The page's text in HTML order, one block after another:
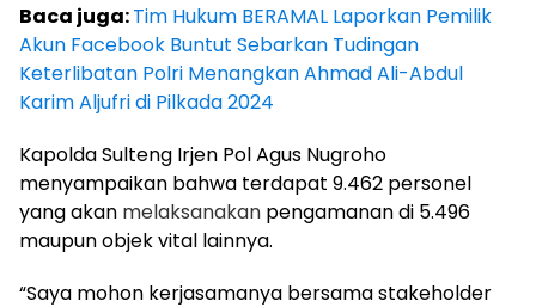
Baca juga:Tim Hukum BERAMAL Laporkan Pemilik
Akun Facebook Buntut Sebarkan Tudingan
Keterlibatan Polri Menangkan Ahmad Ali-Abdul
Karim Aljufri di Pilkada 2024
Kapolda Sulteng Irjen Pol Agus Nugroho
menyampaikan bahwa terdapat 9.462 personel
yang akan melaksanakan pengamanan di 5.496
maupun objek vital lainnya.
“Saya mohon kerjasamanya bersama stakeholder